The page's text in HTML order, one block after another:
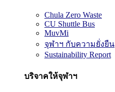
Chula Zero Waste
CU Shuttle Bus
MuvMi
จุฬาฯ กับความยั่งยืน
Sustainability Report
บริจาคให้จุฬาฯ